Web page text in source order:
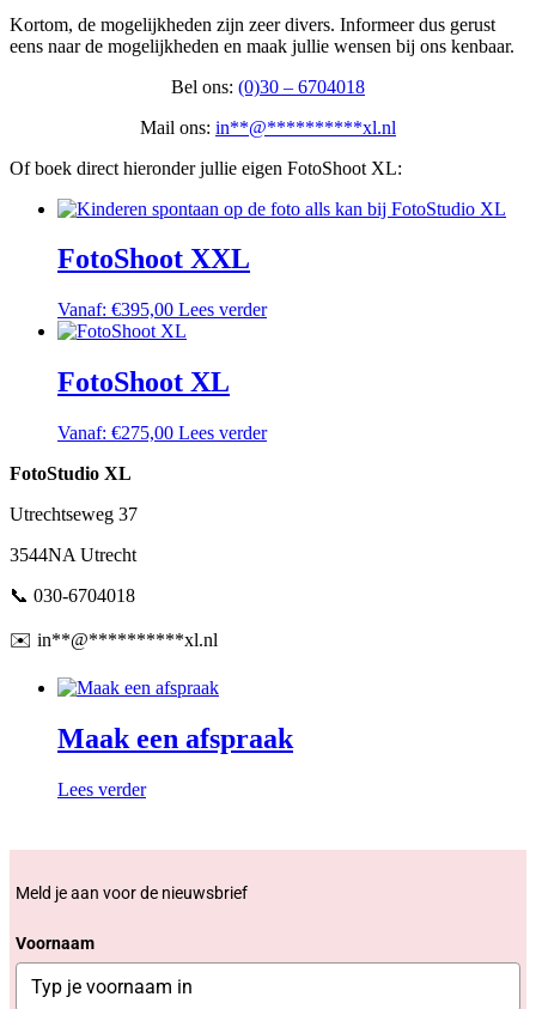
Kortom, de mogelijkheden zijn zeer divers. Informeer dus gerust
eens naar de mogelijkheden en maak jullie wensen bij ons kenbaar.
Bel ons: (0)30 – 6704018
Mail ons: in**@**********xl.nl
Of boek direct hieronder jullie eigen FotoShoot XL:
FotoShoot XXL
Vanaf: €395,00 Lees verder
FotoShoot XL
Vanaf: €275,00 Lees verder
FotoStudio XL
Utrechtseweg 37
3544NA Utrecht
📞 030-6704018
✉️ in**@**********xl.nl
Maak een afspraak
Lees verder
Meld je aan voor de nieuwsbrief
Voornaam